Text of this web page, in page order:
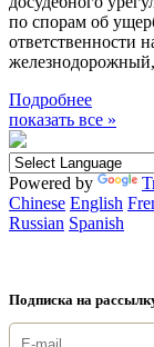
по спорам об
ответственности
Подробнее
показать все »
Powered by
Chinese English
Russian Spanish
Подписка на